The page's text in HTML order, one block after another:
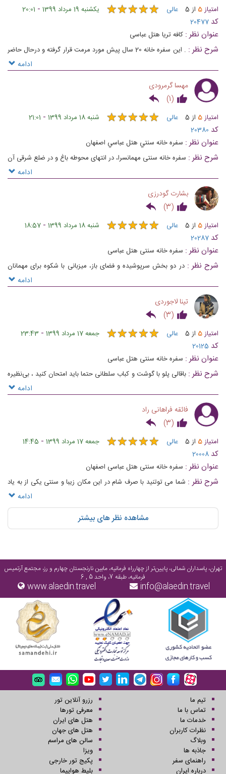
امتیاز5 از 5 عالی ★★★★★
★★★★★ یکشنبه 19 مرداد 1399 -
20:01
کد 20477
عنوان نظر : کافه تریا هتل عباسی
شرح نظر :
. این سفره خانه 20 سال پیش مورد مرمت قرار گرفته و درحال حاضر
با فضایی سنتی و دنج، در دو بخش سرپوشیده و فضای باز مکان مناسبی برای
ادامه
مهسا گرمرودی
(
1
)
امتیاز5 از 5 عالی ★★★★★
★★★★★ شنبه 18 مرداد 1399 -
21:01
کد 20380
عنوان نظر : سفره خانه سنتي هتل عباسي اصفهان
شرح نظر : سفره خانه سنتی مهمانسرا، در انتهای محوطه باغ و در ضلع شرقی آن
ادامه
بشارت گودرزی
(
3
)
امتیاز5 از 5 عالی ★★★★★
★★★★★ شنبه 18 مرداد 1399 -
18:57
کد 20287
عنوان نظر : سفره خانه سنتی هتل عباسی
شرح نظر : در دو بخش سرپوشیده و فضای باز، میزبانی با شکوه برای مهمانان
خود است. در بخش سرپوشیده رستوران، طرح و نقش خاص سقف و دیوارها،
لذت دیروز را به امروز پیوند زده و خاطره ها را به شیرینی هر چه دل نشین تر
ثبت کنید.
ادامه
تینا لاجوردی
(
3
)
امتیاز5 از 5 عالی ★★★★★
★★★★★ جمعه 17 مرداد 1399 -
23:43
کد 20125
عنوان نظر : سفره خانه سنتی هتل عباسی
شرح نظر : باقالی پلو با گوشت و کباب سلطانی حتما باید امتحان کنید‌ ، بی‌نظیره
ادامه
فائقه فراهانی راد
(
3
)
امتیاز5 از 5 عالی ★★★★★
★★★★★ جمعه 17 مرداد 1399 -
14:45
کد 20008
عنوان نظر : سفره خانه سنتی هتل عباسی اصفهان
شرح نظر : شما می توتنید با صرف شام در این مکان زیبا و سنتی یکی از به یاد
ادامه
مشاهده نظر های بیشتر
تهران، پاسداران شمالی، پایین‌تر از چهارراه فرمانیه، مابین نارنجستان چهارم و رز، مجتمع آرتمیس
فرمانیه، طبقه 7، واحد 5 , 6
info@alaedin.travel
www.alaedin.travel
تیم ما
تماس با ما
خدمات ما
نظرات کاربران
وبلاگ
جاذبه ها
راهنمای سفر
درباره ایران
رزرو آنلاین تور
معرفی تورها
هتل های ایران
هتل های جهان
سالن های مراسم
ویزا
پکیج تور خارجی
بلیط هواپیما